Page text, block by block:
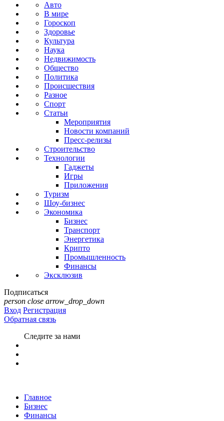
Авто
В мире
Гороскоп
Здоровье
Культура
Наука
Недвижимость
Общество
Политика
Происшествия
Разное
Спорт
Статьи
Мероприятия
Новости компаний
Пресс-релизы
Строительство
Технологии
Гаджеты
Игры
Приложения
Туризм
Шоу-бизнес
Экономика
Бизнес
Транспорт
Энергетика
Крипто
Промышленность
Финансы
Эксклюзив
Подписаться
person close arrow_drop_down
Вход Регистрация
Обратная связь
Следите за нами
Главное
Бизнес
Финансы